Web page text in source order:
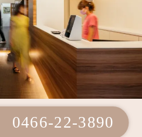
0466-22-3890